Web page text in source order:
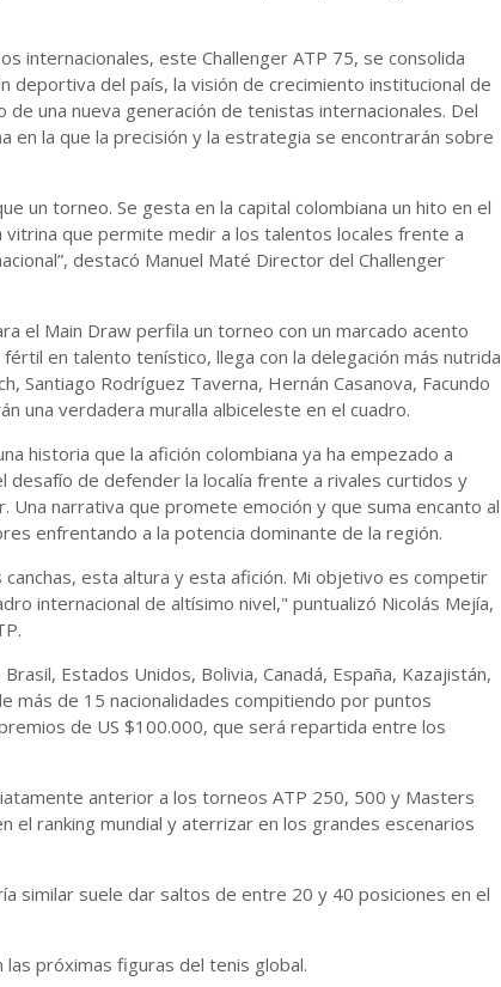
internacionales, este Challenger ATP 75, se consolida
deportiva del país, la visión de crecimiento institucional de
una nueva generación de tenistas internacionales. Del
en la que la precisión y la estrategia se encontrarán sobre
un torneo. Se gesta en la capital colombiana un hito en el
que permite medir a los talentos locales frente a
destacó Manuel Maté Director del Challenger
el Main Draw perfila un torneo con un marcado acento
en talento tenístico, llega con la delegación más nutrida
Santiago Rodríguez Taverna, Hernán Casanova, Facundo
una verdadera muralla albiceleste en el cuadro.
historia que la afición colombiana ya ha empezado a
desafío de defender la localía frente a rivales curtidos y
Una narrativa que promete emoción y que suma encanto al
enfrentando a la potencia dominante de la región.
esta altura y esta afición. Mi objetivo es competir
internacional de altísimo nivel," puntualizó Nicolás Mejía,
Estados Unidos, Bolivia, Canadá, España, Kazajistán,
más de 15 nacionalidades compitiendo por puntos
de US $100.000, que será repartida entre los
anterior a los torneos ATP 250, 500 y Masters
el ranking mundial y aterrizar en los grandes escenarios
similar suele dar saltos de entre 20 y 40 posiciones en el
las próximas figuras del tenis global.